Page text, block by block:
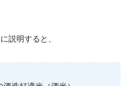
説明すると、